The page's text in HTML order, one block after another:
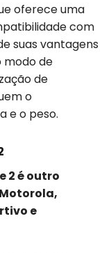
oferece uma
com
suas vantagens
modo de
de
o
e o peso.
2 é outro
e